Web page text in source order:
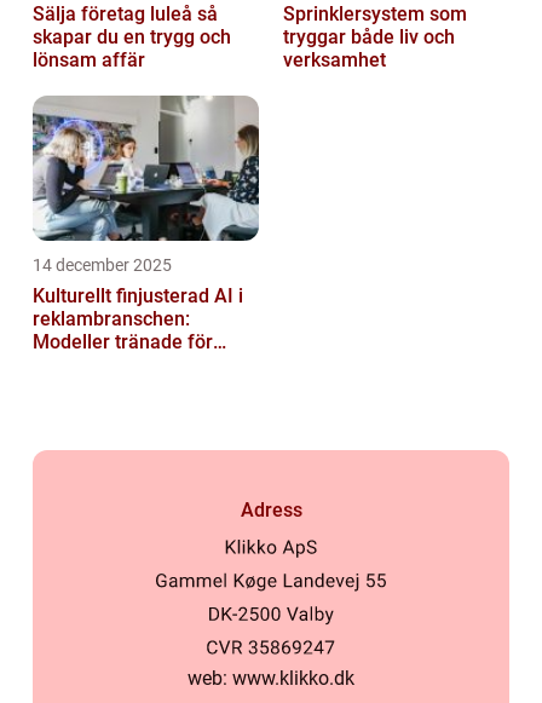
Sälja företag luleå så
skapar du en trygg och
lönsam affär
Sprinklersystem som
tryggar både liv och
verksamhet
14 december 2025
Kulturellt finjusterad AI i
reklambranschen:
Modeller tränade för
Adress
web: www.klikko.dk